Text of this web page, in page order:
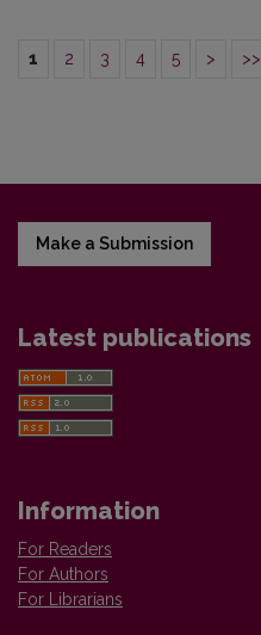
1 2 3 4 5 > >>
Make a Submission
Latest publications
Information
For Readers
For Authors
For Librarians